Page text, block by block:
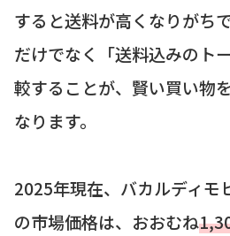
すると送料が高くなりがち
だけでなく「送料込みのト
較することが、賢い買い物
なります。
2025年現在、バカルディモ
の市場価格は、おおむね